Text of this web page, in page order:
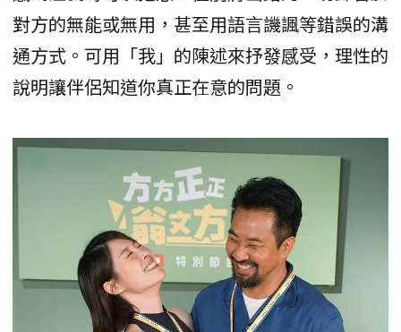
對方的無能或無用，甚至用語言譏諷等錯誤的溝
通方式。可用「我」的陳述來抒發感受，理性的
說明讓伴侶知道你真正在意的問題。